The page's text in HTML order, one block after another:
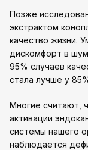
Позже
экстрактом
качество жизни.
дискомфорт в
95% случаев
стала лучше у
Многие считают,
активации
системы нашего
наблюдается